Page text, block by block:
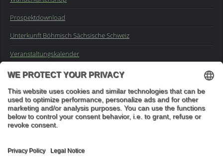
Prospektdownload
Unterkunft Böhmisch Sächsische Schweiz
Veranstaltungskalender
Impressum
Buchungsanfrage